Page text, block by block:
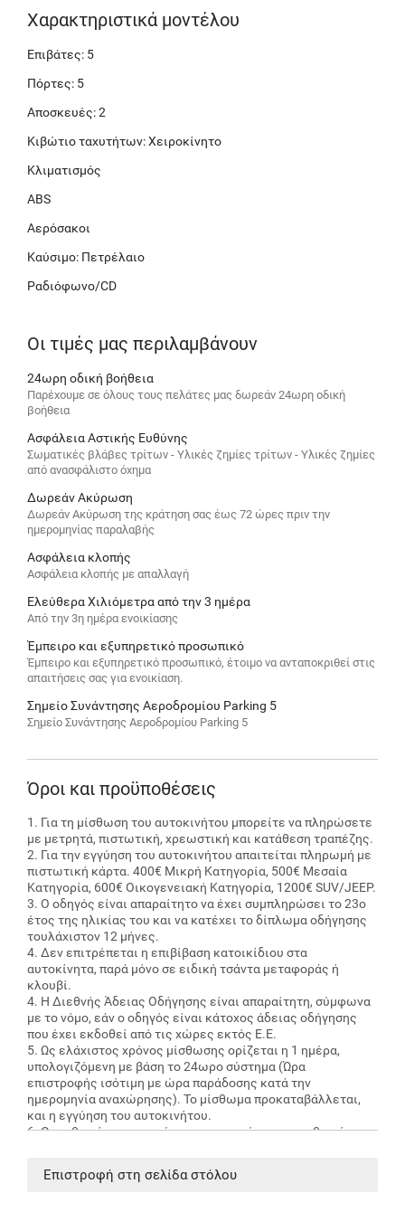
Χαρακτηριστικά μοντέλου
Επιβάτες: 5
Πόρτες: 5
Αποσκευές: 2
Κιβώτιο ταχυτήτων: Χειροκίνητο
Κλιματισμός
ABS
Αερόσακοι
Καύσιμο: Πετρέλαιο
Ραδιόφωνο/CD
Οι τιμές μας περιλαμβάνουν
24ωρη οδική βοήθεια
Παρέχουμε σε όλους τους πελάτες μας δωρεάν 24ωρη οδική
βοήθεια
Ασφάλεια Αστικής Ευθύνης
Σωματικές βλάβες τρίτων - Υλικές ζημίες τρίτων - Υλικές ζημίες
από ανασφάλιστο όχημα
Δωρεάν Ακύρωση
Δωρεάν Ακύρωση της κράτηση σας έως 72 ώρες πριν την
ημερομηνίας παραλαβής
Ασφάλεια κλοπής
Ασφάλεια κλοπής με απαλλαγή
Ελεύθερα Χιλιόμετρα από την 3 ημέρα
Από την 3η ημέρα ενοικίασης
Έμπειρο και εξυπηρετικό προσωπικό
Έμπειρο και εξυπηρετικό προσωπικό, έτοιμο να ανταποκριθεί στις
απαιτήσεις σας για ενοικίαση.
Σημείο Συνάντησης Αεροδρομίου Parking 5
Σημείο Συνάντησης Αεροδρομίου Parking 5
Όροι και προϋποθέσεις
1. Για τη μίσθωση του αυτοκινήτου μπορείτε να πληρώσετε
με μετρητά, πιστωτική, χρεωστική και κατάθεση τραπέζης.
2. Για την εγγύηση του αυτοκινήτου απαιτείται πληρωμή με
πιστωτική κάρτα. 400€ Μικρή Κατηγορία, 500€ Μεσαία
Κατηγορία, 600€ Οικογενειακή Κατηγορία, 1200€ SUV/JEEP.
3. Ο οδηγός είναι απαραίτητο να έχει συμπληρώσει το 23ο
έτος της ηλικίας του και να κατέχει το δίπλωμα οδήγησης
τουλάχιστον 12 μήνες.
4. Δεν επιτρέπεται η επιβίβαση κατοικίδιου στα
αυτοκίνητα, παρά μόνο σε ειδική τσάντα μεταφοράς ή
κλουβί.
4. Η Διεθνής Άδειας Οδήγησης είναι απαραίτητη, σύμφωνα
με το νόμο, εάν ο οδηγός είναι κάτοχος άδειας οδήγησης
που έχει εκδοθεί από τις χώρες εκτός Ε.Ε.
5. Ως ελάχιστος χρόνος μίσθωσης ορίζεται η 1 ημέρα,
υπολογιζόμενη με βάση το 24ωρο σύστημα (Ώρα
επιστροφής ισότιμη με ώρα παράδοσης κατά την
ημερομηνία αναχώρησης). Το μίσθωμα προκαταβάλλεται,
και η εγγύηση του αυτοκινήτου.
6. Ο μισθωτής υποχρεούται να επιστρέψει το μισθωμένο
τοποθεσία. Οποιαδήποτε τροποποίηση (παράταση ή μείωση)
Επιστροφή στη σελίδα στόλου